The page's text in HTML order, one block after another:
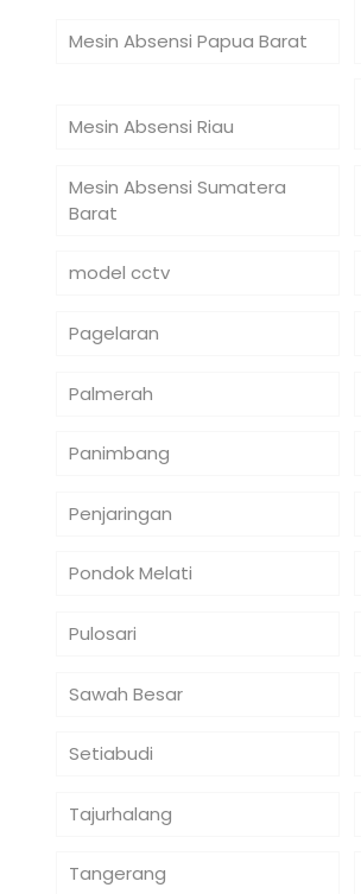
Mesin Absensi Papua Barat
Mesin Absensi Riau
Mesin Absensi Sumatera
Barat
model cctv
Pagelaran
Palmerah
Panimbang
Penjaringan
Pondok Melati
Pulosari
Sawah Besar
Setiabudi
Tajurhalang
Tangerang